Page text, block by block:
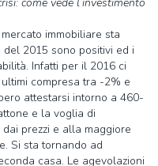
immobiliare sta
2015 sono positivi ed i
Infatti per il 2016 ci
compresa tra -2% e
attestarsi intorno a 460-
e la voglia di
prezzi e alla maggiore
Si sta tornando ad
casa. Le agevolazioni